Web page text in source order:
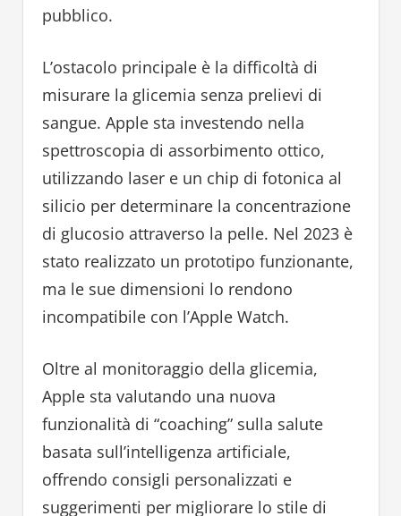
pubblico.
L’ostacolo principale è la difficoltà di
misurare la glicemia senza prelievi di
sangue. Apple sta investendo nella
spettroscopia di assorbimento ottico,
utilizzando laser e un chip di fotonica al
silicio per determinare la concentrazione
di glucosio attraverso la pelle. Nel 2023 è
stato realizzato un prototipo funzionante,
ma le sue dimensioni lo rendono
incompatibile con l’Apple Watch.
Oltre al monitoraggio della glicemia,
Apple sta valutando una nuova
funzionalità di “coaching” sulla salute
basata sull’intelligenza artificiale,
offrendo consigli personalizzati e
suggerimenti per migliorare lo stile di